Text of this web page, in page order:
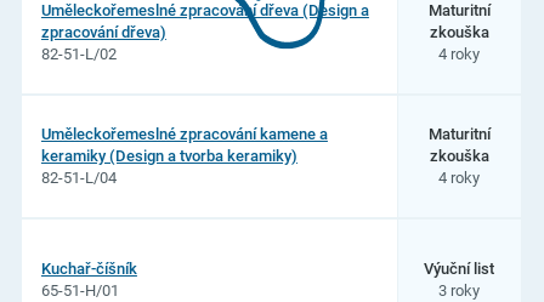
Uměleckořemeslné zpracování dřeva (Design a
zpracování dřeva)
82-51-L/02
Maturitní
zkouška
4 roky
Uměleckořemeslné zpracování kamene a
keramiky (Design a tvorba keramiky)
82-51-L/04
Maturitní
zkouška
4 roky
Kuchař-číšník
65-51-H/01
Výuční list
3 roky